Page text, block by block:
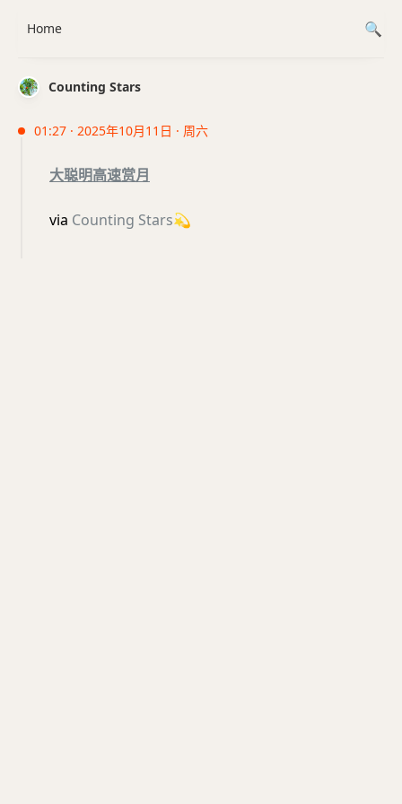
Counting Stars
01:27 · 2025年10月11日 · 周六
大聪明高速赏月
via Counting Stars💫
Home